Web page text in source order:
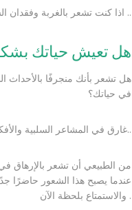
اذا كنت تشعر بالغربة وفقدان الشغف إذا كنت ضائعا بين ما تريد وبين ما تنال ..
هل تعيش حياتك
هل تشعر بأنك منجرفًا بالأحداث
في حياتك؟
غارق في المشاعر السلبية والأفكار السوداوية..
من الطبيعي أن تشعر بالإرهاق في
عندما يصبح هذا الشعور حاضرًا
والاستمتاع بلحظة الآن .